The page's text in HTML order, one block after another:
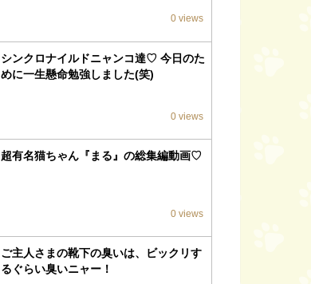
0 views
シンクロナイルドニャンコ達♡ 今日のた
めに一生懸命勉強しました(笑)
0 views
超有名猫ちゃん『まる』の総集編動画♡
0 views
ご主人さまの靴下の臭いは、ビックリす
るぐらい臭いニャー！